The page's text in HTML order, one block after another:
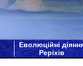
Еволюційні
Реріхів